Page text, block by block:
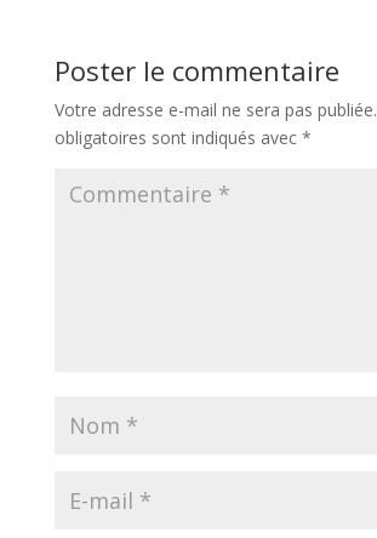
Poster le commentaire
Votre adresse e-mail ne sera pas publiée.
obligatoires sont indiqués avec *